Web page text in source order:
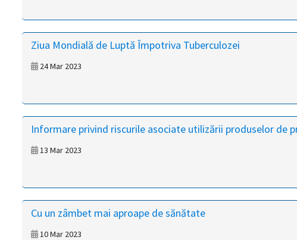
Ziua Mondială de Luptă Împotriva Tuberculozei
24 Mar 2023
Informare privind riscurile asociate utilizării produselor de
13 Mar 2023
Cu un zâmbet mai aproape de sănătate
10 Mar 2023